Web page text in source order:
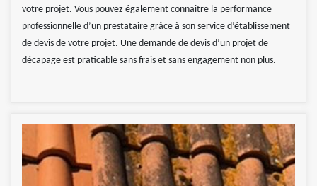
votre projet. Vous pouvez également connaitre la performance
professionnelle d’un prestataire grâce à son service d’établissement
de devis de votre projet. Une demande de devis d’un projet de
décapage est praticable sans frais et sans engagement non plus.